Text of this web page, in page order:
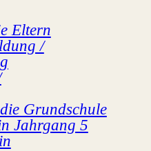
Eltern
/
Grundschule
Jahrgang 5